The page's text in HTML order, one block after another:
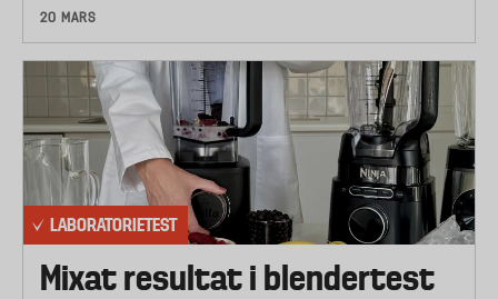
20 MARS
LABORATORIETEST
Mixat resultat i blendertest